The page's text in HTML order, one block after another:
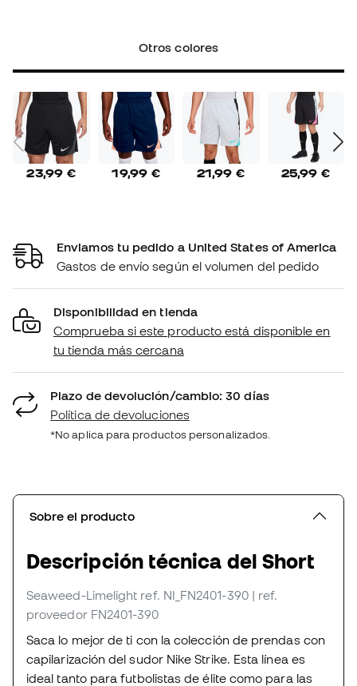
Otros colores
23,99 € 19,99 € 21,99 € 25,99 €
Enviamos tu pedido a United States of America
Gastos de envío según el volumen del pedido
Disponibilidad en tienda
Comprueba si este producto está disponible en
tu tienda más cercana
Plazo de devolución/cambio: 30 días
Política de devoluciones
*No aplica para productos personalizados.
Sobre el producto
Descripción técnica del Short
Seaweed-Limelight ref. NI_FN2401-390 | ref.
proveedor FN2401-390
Saca lo mejor de ti con la colección de prendas con
capilarización del sudor Nike Strike. Esta línea es
ideal tanto para futbolistas de élite como para las